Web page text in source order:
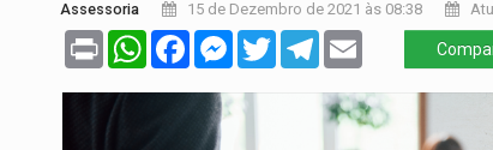
Assessoria 15 de Dezembro de 2021 às 08:38
Print WhatsAppFacebookMessenger
TwitterTelegram